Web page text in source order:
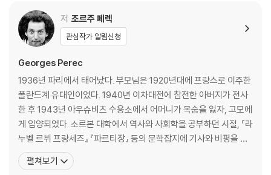
저 조르주 페렉
관심작가 알림신청
Georges Perec
1936년 파리에서 태어났다. 부모님은 1920년대에 프랑스로 이주한
폴란드계 유대인이었다. 1940년 이차대전에 참전한 아버지가 전사
한 후 1943년 아우슈비츠 수용소에서 어머니가 목숨을 잃자, 고모에
게 입양되었다. 소르본 대학에서 역사와 사회학을 공부하던 시절, 『라
누벨 르뷔 프랑세즈』 『파르티장』 등의 문학잡지에 기사와 비평을 기
고하면서 글쓰기를 시작했다. 1959년 군복무를 마친 뒤 국립과학연
구센터CNRS 신경생리학 자료조사원과 파리 생탕투안 병원 문헌조
펼쳐보기